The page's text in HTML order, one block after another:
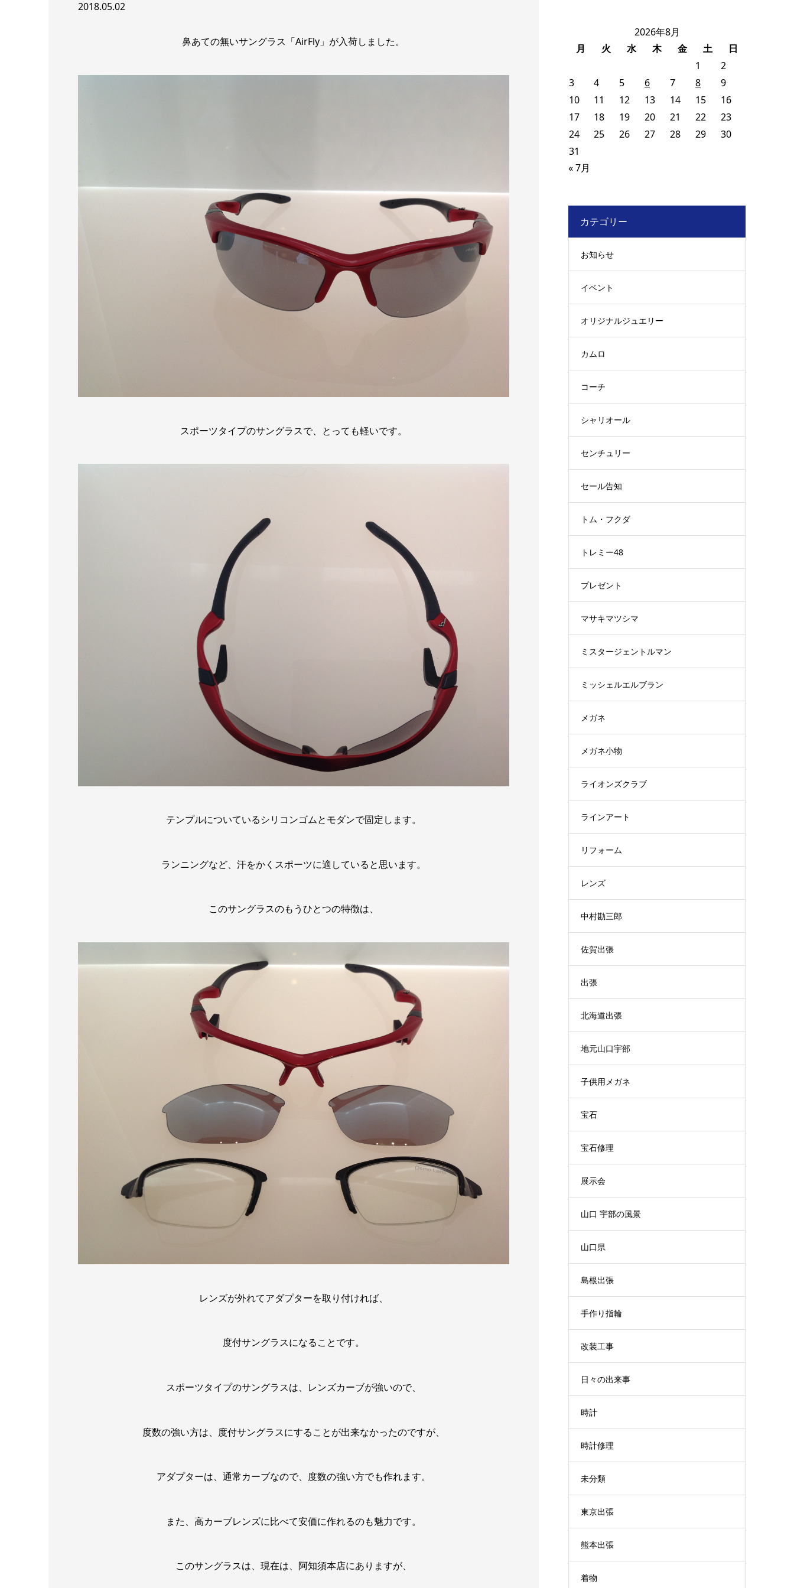
2018.05.02
鼻あての無いサングラス「AirFly」が入荷しました。
スポーツタイプのサングラスで、とっても軽いです。
テンプルについているシリコンゴムとモダンで固定します。
ランニングなど、汗をかくスポーツに適していると思います。
このサングラスのもうひとつの特徴は、
レンズが外れてアダプターを取り付ければ、
度付サングラスになることです。
スポーツタイプのサングラスは、レンズカーブが強いので、
度数の強い方は、度付サングラスにすることが出来なかったのですが、
アダプターは、通常カーブなので、度数の強い方でも作れます。
また、高カーブレンズに比べて安価に作れるのも魅力です。
このサングラスは、現在は、阿知須本店にありますが、
2026年8月
月
火 水 木 金 土
日
1
2
3
4 5 6 7 8
9
10
11 12 13 14 15
16
17
18 19 20 21 22
23
24
25 26 27 28 29
30
31
« 7月
カテゴリー
お知らせ
イベント
オリジナルジュエリー
カムロ
コーチ
シャリオール
センチュリー
セール告知
トム・フクダ
トレミー48
プレゼント
マサキマツシマ
ミスタージェントルマン
ミッシェルエルブラン
メガネ
メガネ小物
ライオンズクラブ
ラインアート
リフォーム
レンズ
中村勘三郎
佐賀出張
出張
北海道出張
地元山口宇部
子供用メガネ
宝石
宝石修理
展示会
山口 宇部の風景
山口県
島根出張
手作り指輪
改装工事
日々の出来事
時計
時計修理
未分類
東京出張
熊本出張
着物